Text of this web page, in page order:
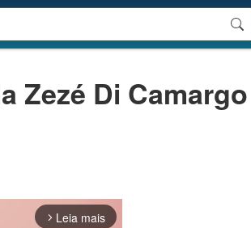
Zezé Di Camargo
arrow_forward_ios Leia mais